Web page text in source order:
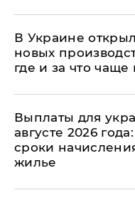
В Украине
новых
где и за что чаще
Выплаты для
августе 2026
сроки
жилье